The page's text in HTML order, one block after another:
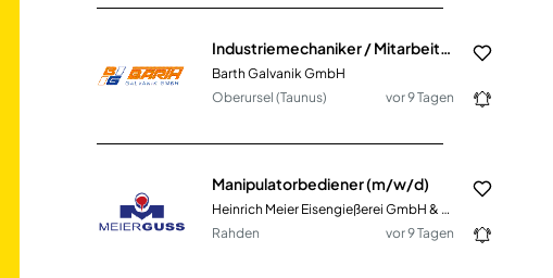
Barth Galvanik GmbH
Oberursel (Taunus)
vor 9 Tagen
Manipulatorbediener (m/w/d)
Heinrich Meier Eisengießerei GmbH & Co. KG
Rahden
vor 9 Tagen